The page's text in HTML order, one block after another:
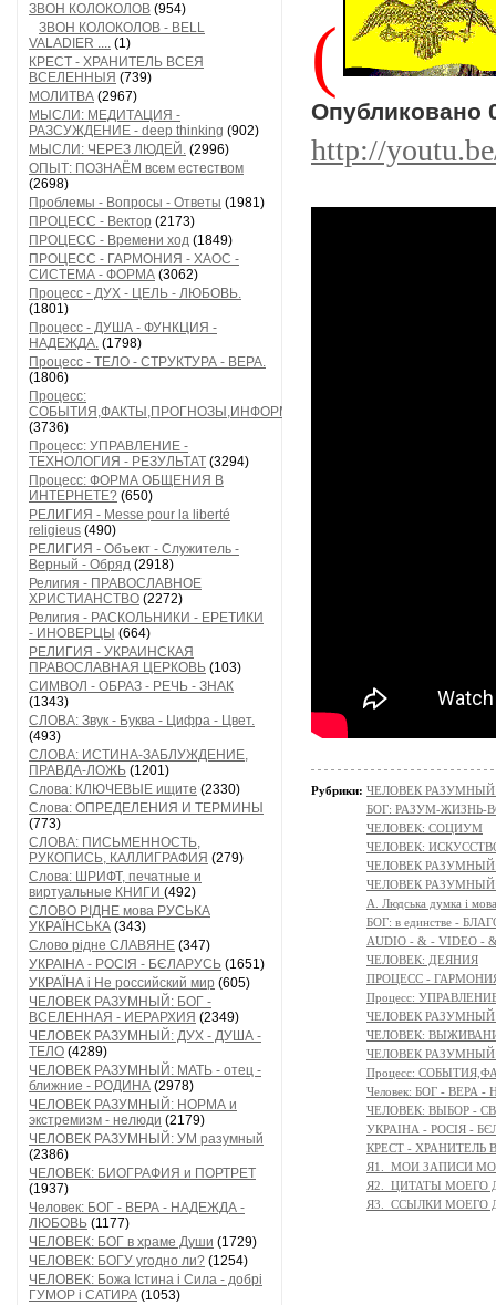
ЗВОН КОЛОКОЛОВ (954)
ЗВОН КОЛОКОЛОВ - BELL
VALADIER .... (1)
КРЕСТ - ХРАНИТЕЛЬ ВСЕЯ
ВСЕЛЕННЫЯ (739)
МОЛИТВА (2967)
МЫСЛИ: МЕДИТАЦИЯ -
РАЗСУЖДЕНИЕ - deep thinking (902)
МЫСЛИ: ЧЕРЕЗ ЛЮДЕЙ. (2996)
ОПЫТ: ПОЗНАЁМ всем естеством
(2698)
Проблемы - Вопросы - Ответы (1981)
ПРОЦЕСС - Вектор (2173)
ПРОЦЕСС - Времени ход (1849)
ПРОЦЕСС - ГАРМОНИЯ - ХАОС -
СИСТЕМА - ФОРМА (3062)
Процесс - ДУХ - ЦЕЛЬ - ЛЮБОВЬ.
(1801)
Процесс - ДУША - ФУНКЦИЯ -
НАДЕЖДА. (1798)
Процесс - ТЕЛО - СТРУКТУРА - ВЕРА.
(1806)
Процесс:
СОБЫТИЯ,ФАКТЫ,ПРОГНОЗЫ,ИНФОРМАЦИЯ
(3736)
Процесс: УПРАВЛЕНИЕ -
ТЕХНОЛОГИЯ - РЕЗУЛЬТАТ (3294)
Процесс: ФОРМА ОБЩЕНИЯ В
ИНТЕРНЕТЕ? (650)
РЕЛИГИЯ - Messe pour la liberté
religieus (490)
РЕЛИГИЯ - Объект - Служитель -
Верный - Обряд (2918)
Религия - ПРАВОСЛАВНОЕ
ХРИСТИАНСТВО (2272)
Религия - РАСКОЛЬНИКИ - ЕРЕТИКИ
- ИНОВЕРЦЫ (664)
РЕЛИГИЯ - УКРАИНСКАЯ
ПРАВОСЛАВНАЯ ЦЕРКОВЬ (103)
СИМВОЛ - ОБРАЗ - РЕЧЬ - ЗНАК
(1343)
СЛОВА: Звук - Буква - Цифра - Цвет.
(493)
СЛОВА: ИСТИНА-ЗАБЛУЖДЕНИЕ,
ПРАВДА-ЛОЖЬ (1201)
Слова: КЛЮЧЕВЫЕ ищите (2330)
Слова: ОПРЕДЕЛЕНИЯ И ТЕРМИНЫ
(773)
СЛОВА: ПИСЬМЕННОСТЬ,
РУКОПИСЬ, КАЛЛИГРАФИЯ (279)
Слова: ШРИФТ, печатные и
виртуальные КНИГИ (492)
СЛОВО РІДНЕ мова РУСЬКА
УКРАЇНСЬКА (343)
Слово рідне СЛАВЯНЕ (347)
УКРАІНА - РОСІЯ - БЄЛАРУСЬ (1651)
УКРАЇНА і Не российский мир (605)
ЧЕЛОВЕК РАЗУМНЫЙ: БОГ -
ВСЕЛЕННАЯ - ИЕРАРХИЯ (2349)
ЧЕЛОВЕК РАЗУМНЫЙ: ДУХ - ДУША -
ТЕЛО (4289)
ЧЕЛОВЕК РАЗУМНЫЙ: МАТЬ - отец -
ближние - РОДИНА (2978)
ЧЕЛОВЕК РАЗУМНЫЙ: НОРМА и
экстремизм - нелюди (2179)
ЧЕЛОВЕК РАЗУМНЫЙ: УМ разумный
(2386)
ЧЕЛОВЕК: БИОГРАФИЯ и ПОРТРЕТ
(1937)
Человек: БОГ - ВЕРА - НАДЕЖДА -
ЛЮБОВЬ (1177)
ЧЕЛОВЕК: БОГ в храме Души (1729)
ЧЕЛОВЕК: БОГУ угодно ли? (1254)
ЧЕЛОВЕК: Божа Істина і Сила - добрі
ГУМОР і САТИРА (1053)
(
Опубликовано
http://
Рубрики: ЧЕЛОВЕК РАЗУМНЫЙ:
БОГ: РАЗУМ-ЖИЗНЬ-
ЧЕЛОВЕК: СОЦИУМ
ЧЕЛОВЕК:
ЧЕЛОВЕК РАЗУМНЫЙ:
ЧЕЛОВЕК
A. Людська думка і мова
БОГ: в единстве -
AUDIO - & - VIDEO -
ЧЕЛОВЕК: ДЕЯНИЯ
ПРОЦЕСС -
Процесс:
ЧЕЛОВЕК
ЧЕЛОВЕК: ВЫЖИВАНИЕ
ЧЕЛОВЕК РАЗУМНЫЙ:
Процесс:
Человек: БОГ -
ЧЕЛОВЕК: ВЫБОР -
УКРАІНА - РОСІЯ -
КРЕСТ - ХРАНИТЕЛЬ
Я1._МОИ ЗАПИСИ
Я2._ЦИТАТЫ МОЕГО
Я3._ССЫЛКИ МОЕГО